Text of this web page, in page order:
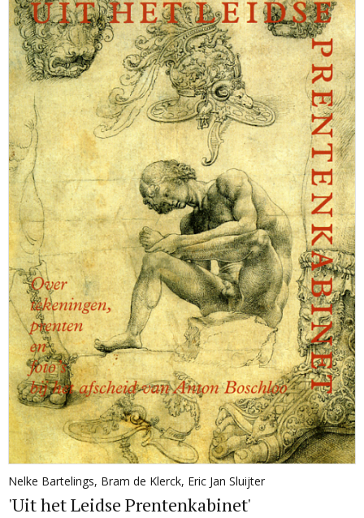
Nelke Bartelings, Bram de Klerck, Eric Jan Sluijter
'Uit het Leidse Prentenkabinet'